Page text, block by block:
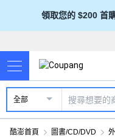
領取您的 $200 首
全部
酷澎首頁 圖書/CD/DVD